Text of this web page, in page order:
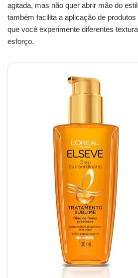
agitada, mas não quer abrir mão do
também facilita a aplicação de
que você experimente diferentes
esforço.